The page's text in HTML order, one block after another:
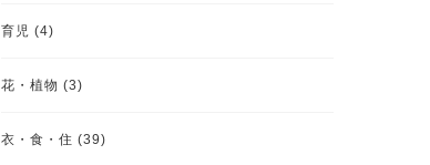
育児 (4)
花・植物 (3)
衣・食・住 (39)